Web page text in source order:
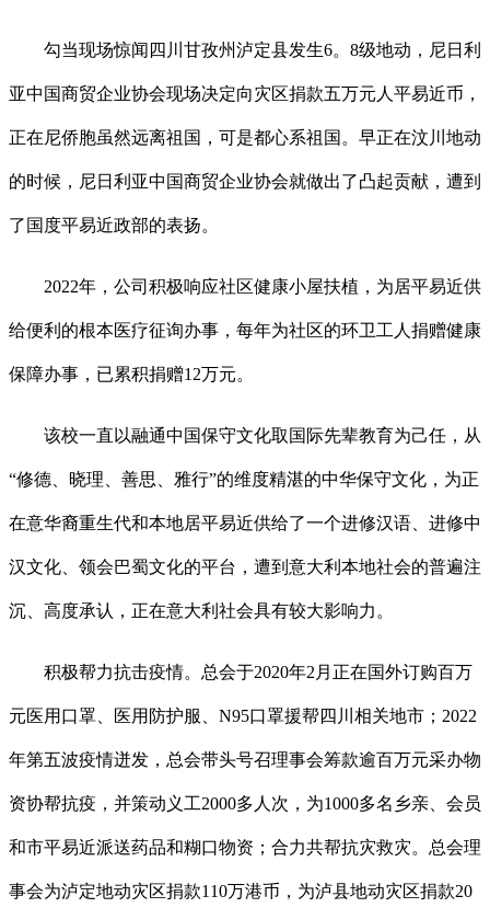
勾当现场惊闻四川甘孜州泸定县发生6。8级地动，尼日利
亚中国商贸企业协会现场决定向灾区捐款五万元人平易近币，
正在尼侨胞虽然远离祖国，可是都心系祖国。早正在汶川地动
的时候，尼日利亚中国商贸企业协会就做出了凸起贡献，遭到
了国度平易近政部的表扬。
2022年，公司积极响应社区健康小屋扶植，为居平易近供
给便利的根本医疗征询办事，每年为社区的环卫工人捐赠健康
保障办事，已累积捐赠12万元。
该校一直以融通中国保守文化取国际先辈教育为己任，从
“修德、晓理、善思、雅行”的维度精湛的中华保守文化，为正
在意华裔重生代和本地居平易近供给了一个进修汉语、进修中
汉文化、领会巴蜀文化的平台，遭到意大利本地社会的普遍注
沉、高度承认，正在意大利社会具有较大影响力。
积极帮力抗击疫情。总会于2020年2月正在国外订购百万
元医用口罩、医用防护服、N95口罩援帮四川相关地市；2022
年第五波疫情迸发，总会带头号召理事会筹款逾百万元采办物
资协帮抗疫，并策动义工2000多人次，为1000多名乡亲、会员
和市平易近派送药品和糊口物资；合力共帮抗灾救灾。总会理
事会为泸定地动灾区捐款110万港币，为泸县地动灾区捐款20